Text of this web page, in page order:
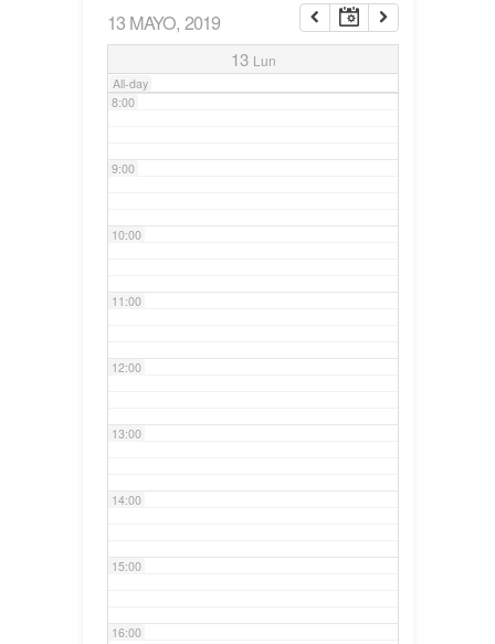
13 MAYO, 2019
13 Lun
All-day
7:00
8:00
9:00
10:00
11:00
12:00
13:00
14:00
15:00
16:00